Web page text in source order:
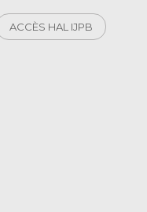
ACCÈS HAL IJPB